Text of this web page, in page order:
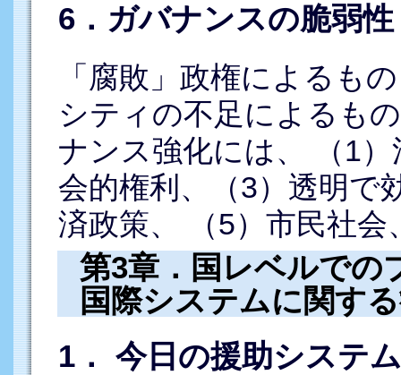
6．ガバナンスの脆弱性
「腐敗」政権によるも
シティの不足によるも
ナンス強化には、 （1
会的権利、（3）透明で
済政策、 （5）市民社会
第3章．国レベルでの
国際システムに関す
1． 今日の援助システ